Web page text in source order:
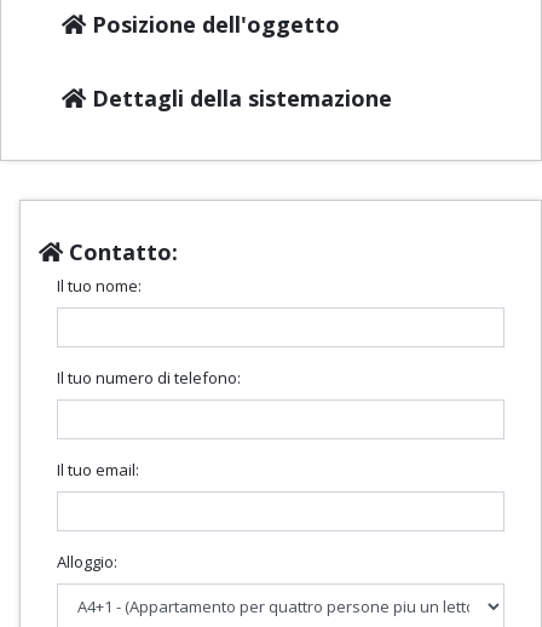
Posizione dell'oggetto
Dettagli della sistemazione
Contatto:
Il tuo nome:
Il tuo numero di telefono:
Il tuo email:
Alloggio: